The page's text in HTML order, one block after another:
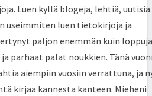
Luen kyllä blogeja, lehtiä, uutisia
useimmiten luen tietokirjoja ja
paljon enemmän kuin
parhaat palat noukkien. Tänä
aiempiin vuosiin verrattuna, ja
kirjaa kannesta kanteen. Mieheni